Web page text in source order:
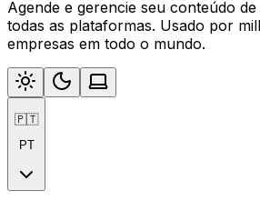
Agende e gerencie seu conteúdo
todas as plataformas. Usado por
empresas em todo o mundo.
🇵🇹
PT